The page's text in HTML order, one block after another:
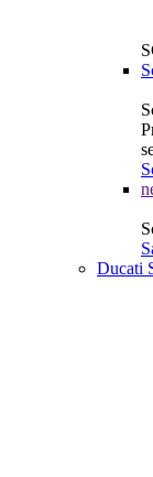
Ducati